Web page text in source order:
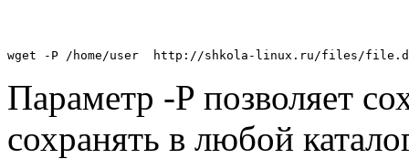
wget -P /home/user  http://shkola-linux.ru/files/
Параметр -P позволяет
сохранять в любой